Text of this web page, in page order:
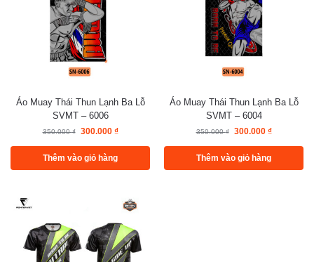
Áo Muay Thái Thun Lạnh Ba Lỗ
SVMT – 6006
350.000₫ 300.000 ₫
Thêm vào giỏ hàng
Áo Muay Thái Thun Lạnh Ba Lỗ
SVMT – 6004
350.000₫ 300.000 ₫
Thêm vào giỏ hàng